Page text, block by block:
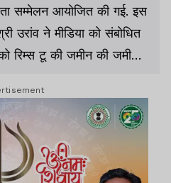
सम्मेलन आयोजित की गई. इस
उरांव ने मीडिया को संबोधित
रिम्स टू की जमीन की जमीन